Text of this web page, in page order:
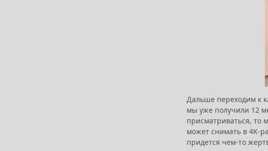
Дальше переходим к
мы уже получили 12
присматриваться, то
может снимать в 4K-
придется чем-то